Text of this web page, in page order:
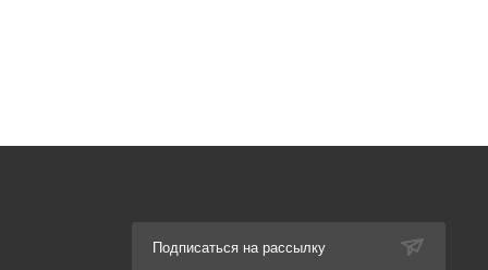
Подписаться на рассылку